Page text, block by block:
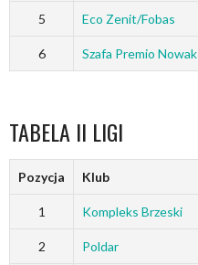
5 Eco Zenit/Fobas
6 Szafa Premio Nowak
TABELA II LIGI
Pozycja Klub
1 Kompleks Brzeski
2 Poldar